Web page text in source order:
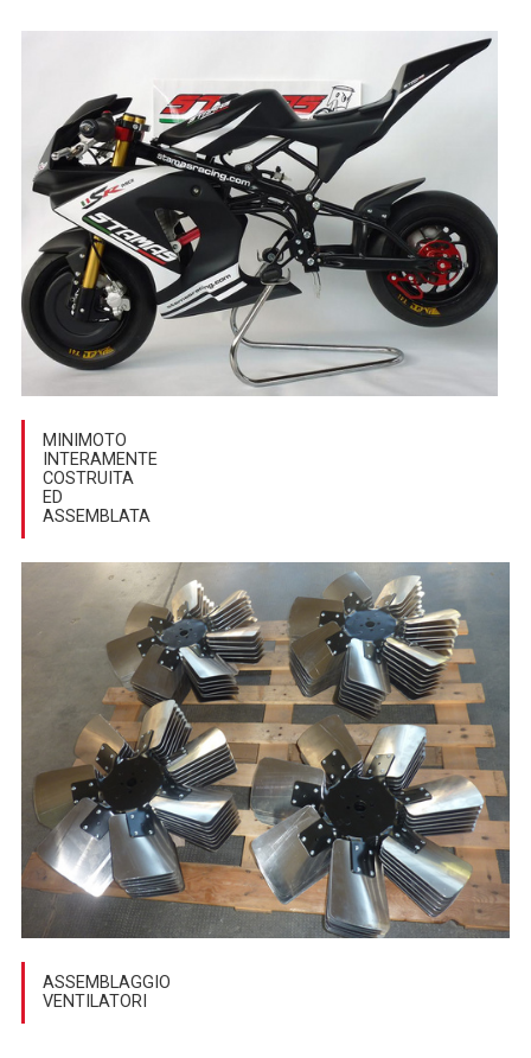
MINIMOTO
INTERAMENTE
COSTRUITA
ED
ASSEMBLATA
ASSEMBLAGGIO
VENTILATORI